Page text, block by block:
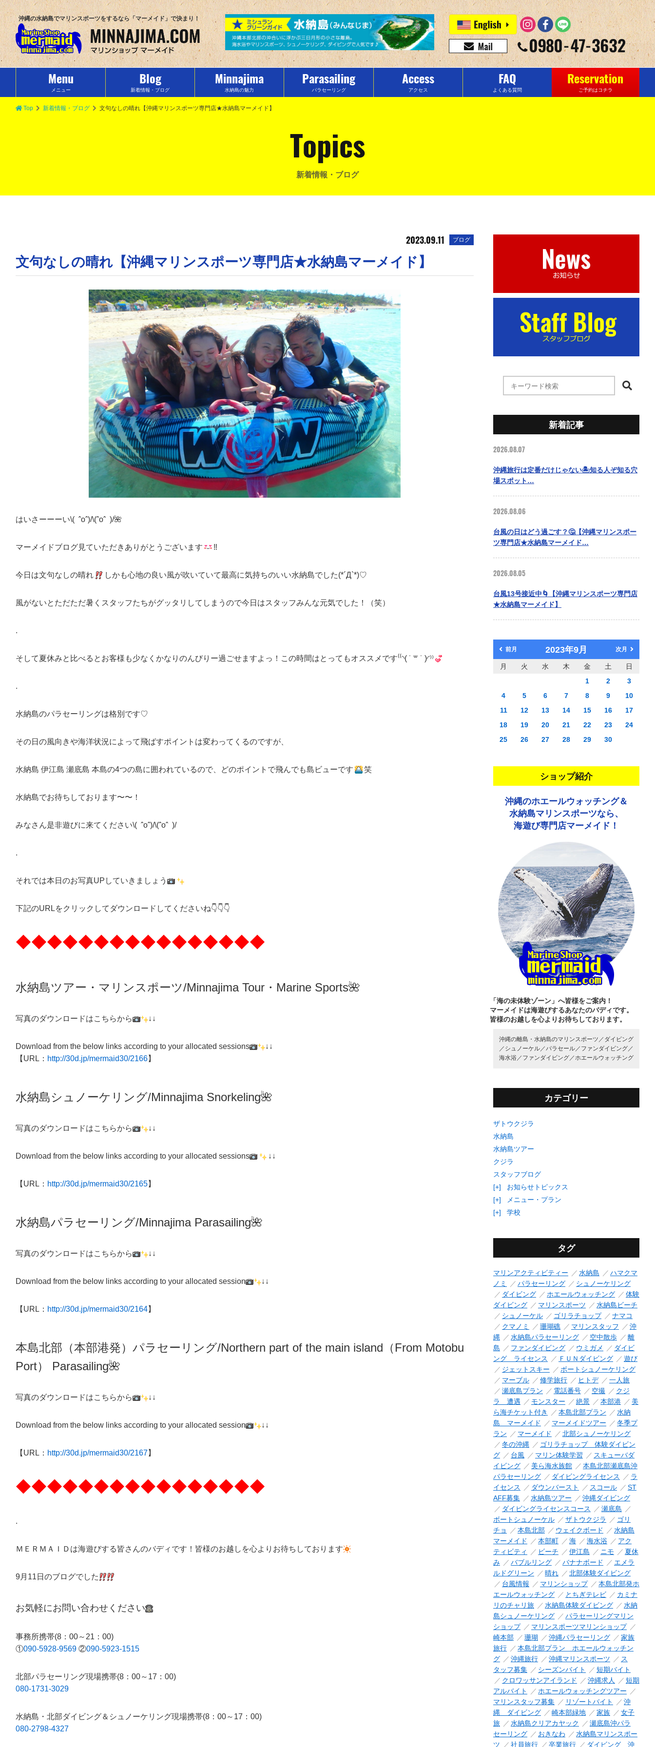
沖縄の水納島でマリンスポーツをするなら「マーメイド」で決まり！
Menu
メニュー
Blog
新着情報・ブログ
Minnajima
水納島の魅力
Parasailing
パラセーリング
Access
アクセス
FAQ
よくある質問
Reservation
ご予約はコチラ
Top 新着情報・ブログ 文句なしの晴れ【沖縄マリンスポーツ専門店★水納島マーメイド】
Topics
新着情報・ブログ
2023.09.11 ブログ
文句なしの晴れ【沖縄マリンスポーツ専門店★水納島マーメイド】
はいさーーーい\( ˆoˆ)/\(ˆoˆ )/🌺
マーメイドブログ見ていただきありがとうございます ‼︎
今日は文句なしの晴れ しかも心地の良い風が吹いていて最高に気持ちのいい水納島でした(*´Д`*)♡
風がないとただただ暑くスタッフたちがグッタリしてしまうので今日はスタッフみんな元気でした！（笑）
.
そして夏休みと比べるとお客様も少なくかなりのんびりー過ごせますよっ！この時間はとってもオススメです⁽⁽◝( ˙ ꒳ ˙ )◜⁾⁾
.
水納島のパラセーリングは格別です♡
その日の風向きや海洋状況によって飛ばすポイントは変わってくるのですが、
水納島 伊江島 瀬底島 本島の4つの島に囲われているので、どのポイントで飛んでも島ビューです 笑
水納島でお待ちしております〜〜！
みなさん是非遊びに来てください\( ˆoˆ)/\(ˆoˆ )/
.
それでは本日のお写真UPしていきましょう
下記のURLをクリックしてダウンロードしてくださいね👇👇👇
◆◆◆◆◆◆◆◆◆◆◆◆◆◆◆◆
水納島ツアー・マリンスポーツ/Minnajima Tour・Marine Sports🌺
写真のダウンロードはこちらから ↓↓
Download from the below links according to your allocated sessions
↓↓
【URL： http://30d.jp/mermaid30/2166】
水納島シュノーケリング/Minnajima Snorkeling🌺
写真のダウンロードはこちらから ↓↓
Download from the below links according to your allocated sessions ↓↓
【URL： http://30d.jp/mermaid30/2165】
水納島パラセーリング/Minnajima Parasailing🌺
写真のダウンロードはこちらから ↓↓
Download from the below links according to your allocated session ↓↓
【URL： http://30d.jp/mermaid30/2164】
本島北部（本部港発）パラセーリング/Northern part of the main island（From Motobu
Port）
Parasailing🌺
写真のダウンロードはこちらから ↓↓
Download from the below links according to your allocated session ↓↓
【URL： http://30d.jp/mermaid30/2167】
◆◆◆◆◆◆◆◆◆◆◆◆◆◆◆◆
.
ＭＥＲＭＡＩＤは海遊びする皆さんのバディです！皆様のお越しを心よりお待ちしております
9月11日のブログでした
お気軽にお問い合わせください
事務所携帯(8：00～21：00)
①090-5928-9569 ②090-5923-1515
北部パラセーリング現場携帯(8：00～17：00)
080-1731-3029
水納島・北部ダイビング＆シュノーケリング現場携帯(8：00～17：00)
080-2798-4327
新着記事
2026.08.07
沖縄旅行は定番だけじゃない🏝️知る人ぞ知る穴
場スポット…
2026.08.06
台風の日はどう過ごす？🤔【沖縄マリンスポー
ツ専門店★水納島マーメイド…
2026.08.05
台風13号接近中🌀【沖縄マリンスポーツ専門店
★水納島マーメイド】
前月 2023年9月 次月
月 火 水 木 金 土
日
1
2
3
4
5 6 7 8 9
10
11
12 13 14 15 16
17
18
19 20 21 22 23
24
25
26 27 28 29 30
ショップ紹介
沖縄のホエールウォッチング＆
水納島マリンスポーツなら、
海遊び専門店マーメイド！
「海の未体験ゾーン」へ皆様をご案内！
マーメイドは海遊びするあなたのバディです。
皆様のお越しを心よりお待ちしております。
沖縄の離島・水納島のマリンスポーツ／ ダイビング
／ シュノーケル／ パラセール／ ファンダイビング／
海水浴／ ファンダイビング／ ホエールウォッチング
カテゴリー
ザトウクジラ
水納島
水納島ツアー
クジラ
スタッフブログ
[+]
お知らせトピックス
[+]
メニュー・プラン
[+]
学校
タグ
マリンアクティビティー 水納島
ハマクマ
ノミ
パラセーリング
シュノーケリング
ダイビング
ホエールウォッチング
体験
ダイビング
マリンスポーツ
水納島ビーチ
シュノーケル
ゴリラチョップ
ナマコ
クマノミ
珊瑚礁 マリンスタッフ
沖
縄
水納島パラセーリング 空中散歩
離
島
ファンダイビング ウミガメ
ダイビ
ング ライセンス
ＦＵＮダイビング
遊び
ジェットスキー
ボートシュノーケリング
マーブル
修学旅行 ヒトデ
一人旅
瀬底島プラン
電話番号 空撮
クジ
ラ 遭遇
モンスター 絶景 本部港
美
ら海チケット付き
本島北部プラン
水納
島 マーメイド
マーメイドツアー
冬季プ
ラン
マーメイド
北部シュノーケリング
冬の沖縄
ゴリラチョップ 体験ダイビン
グ
台風 マリン体験学習
スキューバダ
イビング
美ら海水族館
本島北部瀬底島沖
パラセーリング
ダイビングライセンス
ラ
イセンス
ダウンバースト スコール
ST
AFF募集
水納島ツアー
沖縄ダイビング
ダイビングライセンスコース
瀬底島
ボートシュノーケル
ザトウクジラ
ゴリ
チョ
本島北部 ウェイクボード
水納島
マーメイド
本部町 海 海水浴
アク
ティビティ
ビーチ 伊江島 ニモ
夏休
み
バブルリング バナナボード
エメラ
ルドグリーン
晴れ
北部体験ダイビング
台風情報
マリンショップ
本島北部発ホ
エールウォッチング
とちぎテレビ
カミナ
リのチャリ旅
水納島体験ダイビング
水納
島シュノーケリング
パラセーリングマリン
ショップ
マリンスポーツマリンショップ
崎本部
珊瑚 沖縄パラセーリング
家族
旅行
本島北部プラン ホエールウォッチン
グ
沖縄旅行 沖縄マリンスポーツ
ス
タッフ募集
シーズンバイト
短期バイト
クロワッサンアイランド
沖縄求人
短期
アルバイト
ホエールウォッチングツアー
マリンスタッフ募集
リゾートバイト
沖
縄 ダイビング
崎本部緑地 家族
女子
旅
水納島クリアカヤック
瀬底島沖パラ
セーリング
おきなわ
水納島マリンスポー
ツ
社員旅行 卒業旅行 ダイビング 沖